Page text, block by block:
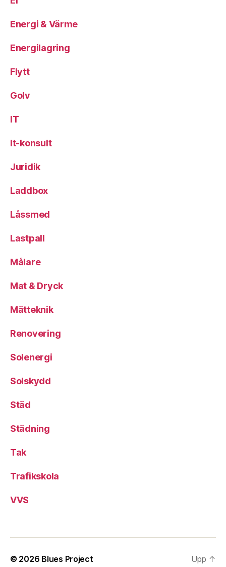
Energi & Värme
Energilagring
Flytt
Golv
IT
It-konsult
Juridik
Laddbox
Låssmed
Lastpall
Målare
Mat & Dryck
Mätteknik
Renovering
Solenergi
Solskydd
Städ
Städning
Tak
Trafikskola
VVS
© 2026 Blues Project Upp ↑